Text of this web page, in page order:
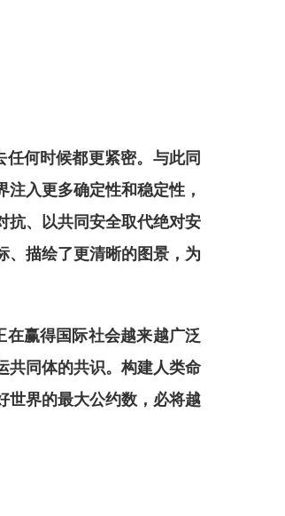
何时候都更紧密。 与此同
入更多确定性和稳定性，
抗、以共同安全取代绝对安
、描绘了更清晰的图景，为
赢得国际社会越来越广泛
共同体的共识。构建人类命
世界的最大公约数，必将越